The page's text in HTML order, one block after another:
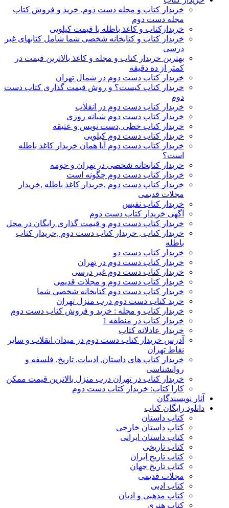
خریدار کتاب و مجله دست دوم, خرید و فروش کتاب
مجله دست دوم
خریدارکتاب و کاغذ باطله با قیمت کیلویی
خریدار کتاب و کتابخانه شخصی شما شامل کتابهای غیر
درسی
بهترین خریدار کتاب و مجله و کاغذ بالاترین قیمت در
کمتر از ده دقیقه
خریدار کتاب دست دوم در شمال تهران
خریدار کتاب کیست؟ و روش قیمت گذاری کتاب دست
دوم
خریدار کتاب دست دوم در انقلاب
خریدار کتاب دست دوم شبانه روزی
خریدار کتاب خطی ,دست نویس و عتیقه
خریدار کتاب دست دوم کیلویی
خریدار کتاب دست دوم آیا همان خریدار کاغذ باطله
است؟
خریدار کتابخانه شخصی در تهران و حومه
خریدار کتاب دست دوم چگونه است
خریدار کتاب دست دوم ,خریدار کاغذ باطله ,خریدار
مجلات قدیمی
خریدار کتاب نفیس
آگهی خریدار کتاب دست دوم
خریدار کتاب دست دوم و قیمت گذاری رایگان در محل
خریدار کتاب , خریدار کتاب دست دوم ,خریدار کتاب
باطله
خریدار کتاب دست دو
خریدار کتاب دست دوم در تهران
خریدار کتاب دست دوم غیر درسی
خریدار کتاب دست دوم و مجلات قدیمی
خریدار کتاب دست دوم کتابخانه شخصی شما
خرید کتاب دست دوم درب منزل تهران
خریدار کتاب و مجله : خرید و فروش کتاب دست دوم
خریدار کتاب در منطقه 1
خریدار عادلانه کتاب
آدرس خریدار کتاب دست دوم در میدان انقلاب و سایر
نقاط تهران
خریدار کتاب های داستان, ادبیات, تاریخ, فلسفه و
روانشناسی
خریدار کتاب در تهران درب منزل بالاترین قیمت ممکن
کارا کتاب: خریدار کتاب دست دوم
آثار نویسندگان
دانلود رایگان کتاب
کتاب داستان
کتاب داستان خارجی
کتاب داستان ایرانی
کتاب تاریخی
کتاب تاریخ ایران
کتاب تاریخ جهان
مجلات قدیمی
کتاب ادبی
کتاب مذهبی و ادیان
کتاب هنری